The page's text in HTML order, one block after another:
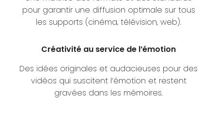
pour garantir une diffusion optimale sur tous
les supports (cinéma, télévision, web).
Créativité au service de l’émotion
Des idées originales et audacieuses pour des
vidéos qui suscitent l’émotion et restent
gravées dans les mémoires.